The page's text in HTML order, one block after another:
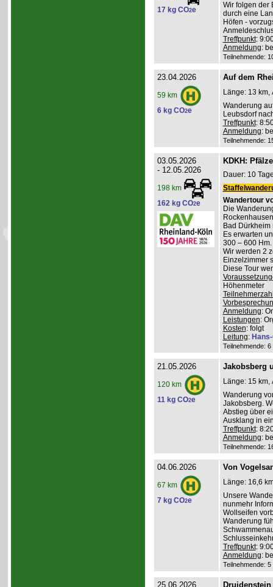
17 kg CO2e
Wir folgen der
durch eine
Höfen -
Treffpunkt:
Anmeldung:
Teilnehmende:
23.04.2026
59 km
6 kg CO2e
Auf dem
Länge: 13 km,
Wanderung
Leubsdorf
Treffpunkt:
Anmeldung:
Teilnehmende:
03.05.2026
- 12.05.2026
198 km
162 kg CO2e
KDKH:
Dauer: 10
Wandertour
Die
Bad Dürkheim
Es erwarten
300 – 600
Wir werden 2
Einzelzimmer
Diese Tour
Höhenmeter
Anmeldung:
Leistungen:
Kosten: folgt
Leitung:
Teilnehmende:
21.05.2026
120 km
11 kg CO2e
Jakobsberg
Länge: 15 km,
Wanderung
Jakobsberg.
Abstieg über
Ausklang in
Treffpunkt:
Anmeldung:
Teilnehmende:
04.06.2026
67 km
7 kg CO2e
Von
Länge: 16,6
Unsere
nunmehr
Wollseifen
Wanderung
Treffpunkt:
Anmeldung:
Teilnehmende:
25.06.2026